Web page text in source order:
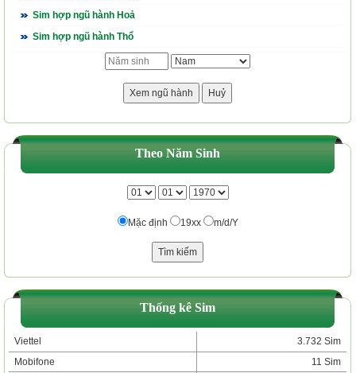
Sim hợp ngũ hành Hoả
Sim hợp ngũ hành Thổ
Theo Năm Sinh
Mặc định 19xx m/d/Y
Thống kê Sim
Viettel
3.732 Sim
Mobifone
11 Sim